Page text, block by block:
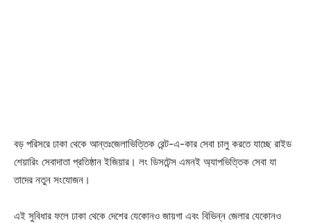
বড় পরিসরে ঢাকা থেকে আন্তঃজেলাভিত্তিক রেন্ট-এ-কার সেবা চালু করতে যাচ্ছে রাইড
শেয়ারিং সেবাদাতা প্রতিষ্ঠান ইজিয়ার। লং ডিসটেন্স এমনই অ্যাপভিত্তিক সেবা যা
তাদের নতুন সংযোজন।
এই সুবিধার ফলে ঢাকা থেকে দেশের যেকোনও জায়গা এবং বিভিন্ন জেলার যেকোনও